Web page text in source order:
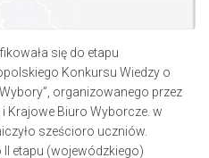
się do etapu
Konkursu Wiedzy o
organizowanego przez
Krajowe Biuro Wyborcze. w
sześcioro uczniów.
II etapu (wojewódzkiego)